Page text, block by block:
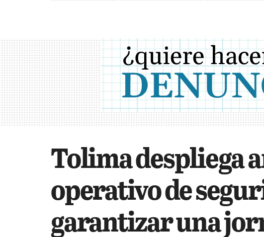
Tolima despliega
operativo de
garantizar una